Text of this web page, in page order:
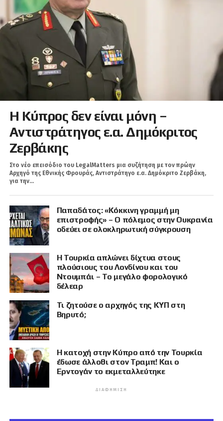
Η Κύπρος δεν είναι μόνη –
Αντιστράτηγος ε.α. Δημόκριτος
Ζερβάκης
Στο νέο επεισόδιο του LegalMatters μια συζήτηση με τον πρώην
Αρχηγό της Εθνικής Φρουράς, Αντιστράτηγο ε.α. Δημόκριτο Ζερβάκη,
για την...
Παπαδάτος: «Κόκκινη γραμμή μη
επιστροφής» – Ο πόλεμος στην Ουκρανία
οδεύει σε ολοκληρωτική σύγκρουση
Η Τουρκία απλώνει δίχτυα στους
πλούσιους του Λονδίνου και του
Ντουμπάι – Το μεγάλο φορολογικό
δέλεαρ
Τι ζητούσε ο αρχηγός της ΚΥΠ στη
Βηρυτό;
Η κατοχή στην Κύπρο από την Τουρκία
έδωσε άλλοθι στον Τραμπ! Και ο
Ερντογάν το εκμεταλλεύτηκε
ΔΙΑΦΉΜΙΣΗ